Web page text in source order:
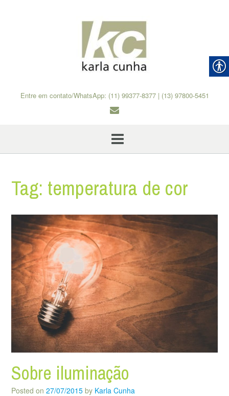
Entre em contato/WhatsApp: (11) 99377-8377 | (13) 97800-5451
Tag: temperatura de cor
Sobre iluminação
Posted on 27/07/2015 by Karla Cunha